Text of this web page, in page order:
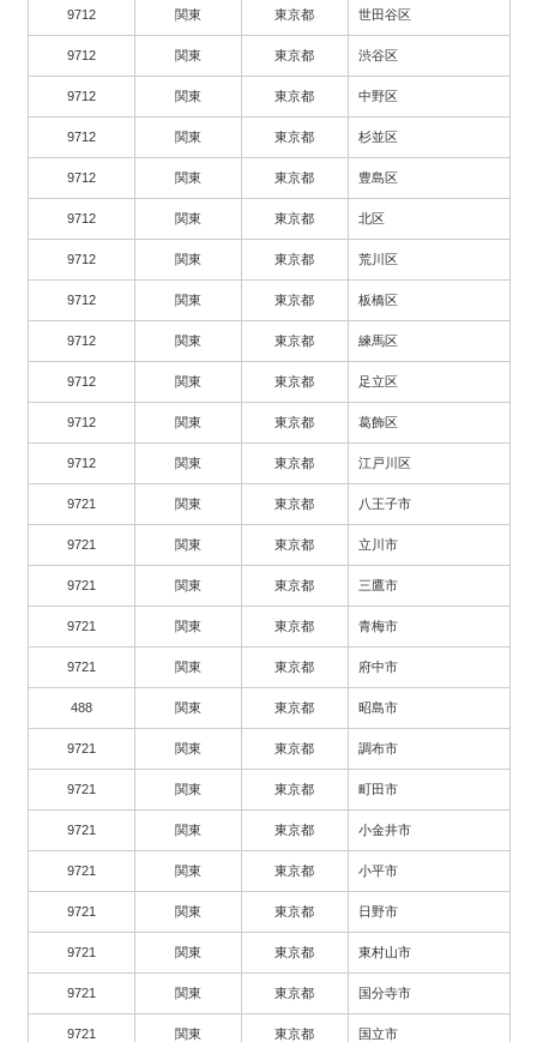
9712 関東 東京都 世田谷区
9712 関東 東京都 渋谷区
9712 関東 東京都 中野区
9712 関東 東京都 杉並区
9712 関東 東京都 豊島区
9712 関東 東京都 北区
9712 関東 東京都 荒川区
9712 関東 東京都 板橋区
9712 関東 東京都 練馬区
9712 関東 東京都 足立区
9712 関東 東京都 葛飾区
9712 関東 東京都 江戸川区
9721 関東 東京都 八王子市
9721 関東 東京都 立川市
9721 関東 東京都 三鷹市
9721 関東 東京都 青梅市
9721 関東 東京都 府中市
488 関東 東京都 昭島市
9721 関東 東京都 調布市
9721 関東 東京都 町田市
9721 関東 東京都 小金井市
9721 関東 東京都 小平市
9721 関東 東京都 日野市
9721 関東 東京都 東村山市
9721 関東 東京都 国分寺市
9721 関東 東京都 国立市